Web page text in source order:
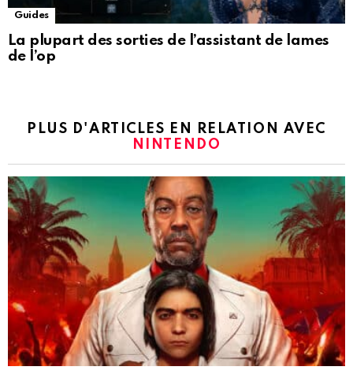
Guides
La plupart des sorties de l’assistant de lames
de l’op
PLUS D'ARTICLES EN RELATION AVEC
NINTENDO